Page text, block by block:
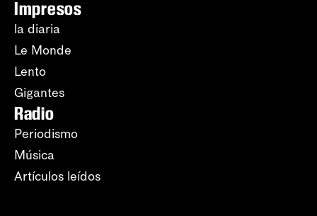
Impresos
la diaria
Le Monde
Lento
Gigantes
Radio
Periodismo
Música
Artículos leídos